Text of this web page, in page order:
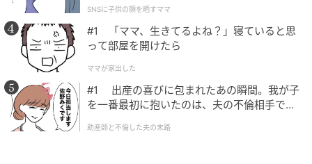
「そうですね」と頷き返しながら、内心では何かを飲
み込んでいる。
この繰り返しに慣れてはきたけれど、慣れたからとい
ってモヤモヤが消えるわけではない。そもそもこの家
のやり方が「絶対に正しい」という前提を、誰も疑わ
ないまま十年が過ぎてきた。
SNSに子供の顔を晒すママ
#1 「ママ、生きてるよね？」寝ていると思
って部屋を開けたら
ママが家出した
#1 出産の喜びに包まれたあの瞬間。我が子
を一番最初に抱いたのは、夫の不倫相手でし
助産師と不倫した夫の末路